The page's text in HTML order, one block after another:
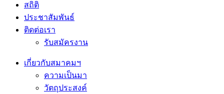
สถิติ
ประชาสัมพันธ์
ติดต่อเรา
รับสมัครงาน
เกี่ยวกับสมาคมฯ
ความเป็นมา
วัตถุประสงค์